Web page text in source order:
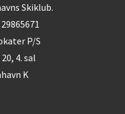
Skiklub.
P/S
4. sal
K